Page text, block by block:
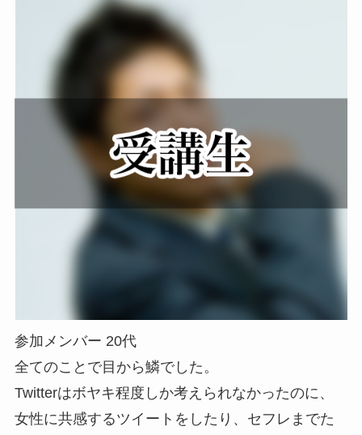
参加メンバー 20代
全てのことで目から鱗でした。
Twitterはボヤキ程度しか考えられなかったのに、
女性に共感するツイートをしたり、セフレまでた